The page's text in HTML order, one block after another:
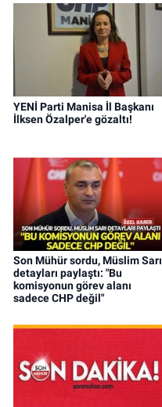
YENİ Parti Manisa İl Başkanı
İlksen Özalper'e gözaltı!
Son Mühür sordu, Müslim Sarı
detayları paylaştı: "Bu
komisyonun görev alanı
sadece CHP değil"